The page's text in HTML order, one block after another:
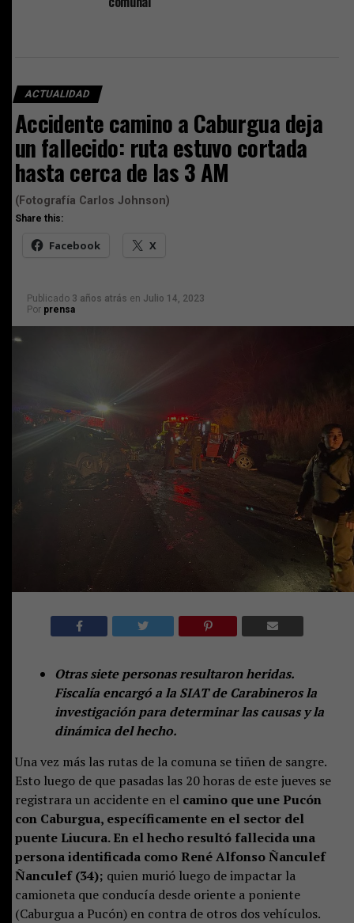
ACTUALIDAD
Accidente camino a Caburgua deja
un fallecido: ruta estuvo cortada
hasta cerca de las 3 AM
(Fotografía Carlos Johnson)
Share this:
Facebook X
Publicado 3 años atrás en Julio 14, 2023
Por prensa
Otras siete personas resultaron heridas.
Fiscalía encargó a la SIAT de Carabineros la
investigación para determinar las causas y la
dinámica del hecho.
Una vez más las rutas de la comuna se tiñen de sangre.
Esto luego de que pasadas las 20 horas de este jueves se
registrara un accidente en el camino que une Pucón
con Caburgua, específicamente en el sector del
puente Liucura. En el hecho resultó fallecida una
persona identificada como René Alfonso Ñanculef
Ñanculef (34); quien murió luego de impactar la
camioneta que conducía desde oriente a poniente
(Caburgua a Pucón) en contra de otros dos vehículos.